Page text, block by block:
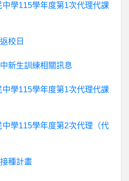
學115學年度第1次代理代課
校日
新生訓練相關訊息
學115學年度第1次代理代課
學115學年度第2次代理（代
種計畫